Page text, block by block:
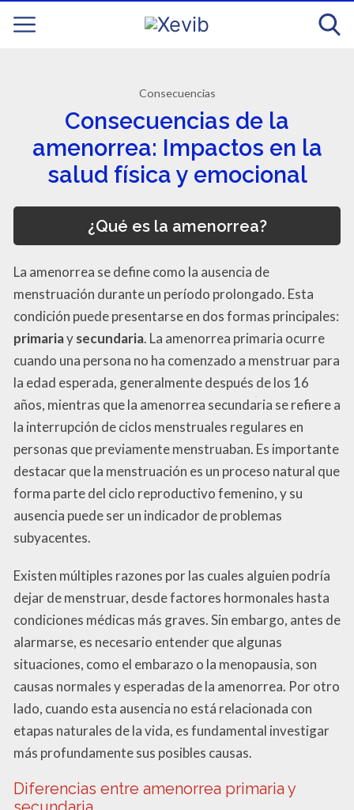
Consecuencias
Consecuencias de la
amenorrea: Impactos en la
salud física y emocional
¿Qué es la amenorrea?
La amenorrea se define como la ausencia de
menstruación durante un período prolongado. Esta
condición puede presentarse en dos formas principales:
primariaysecundaria. La amenorrea primaria ocurre
cuando una persona no ha comenzado a menstruar para
la edad esperada, generalmente después de los 16
años, mientras que la amenorrea secundaria se refiere a
la interrupción de ciclos menstruales regulares en
personas que previamente menstruaban. Es importante
destacar que la menstruación es un proceso natural que
forma parte del ciclo reproductivo femenino, y su
ausencia puede ser un indicador de problemas
subyacentes.
Existen múltiples razones por las cuales alguien podría
dejar de menstruar, desde factores hormonales hasta
condiciones médicas más graves. Sin embargo, antes de
alarmarse, es necesario entender que algunas
situaciones, como el embarazo o la menopausia, son
causas normales y esperadas de la amenorrea. Por otro
lado, cuando esta ausencia no está relacionada con
etapas naturales de la vida, es fundamental investigar
más profundamente sus posibles causas.
Diferencias entre amenorrea primaria y